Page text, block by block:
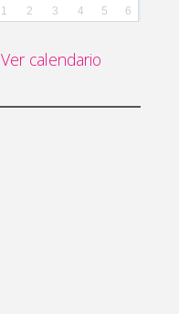
1 2 3 4 5 6
Ver calendario